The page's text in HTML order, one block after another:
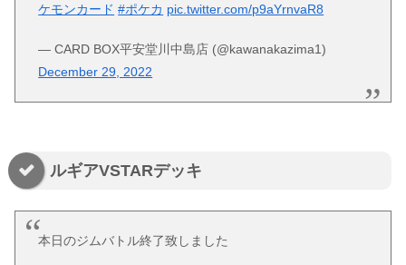
ケモンカード #ポケカ pic.twitter.com/p9aYrnvaR8
— CARD BOX平安堂川中島店 (@kawanakazima1)
December 29, 2022
ルギアVSTARデッキ
本日のジムバトル終了致しました